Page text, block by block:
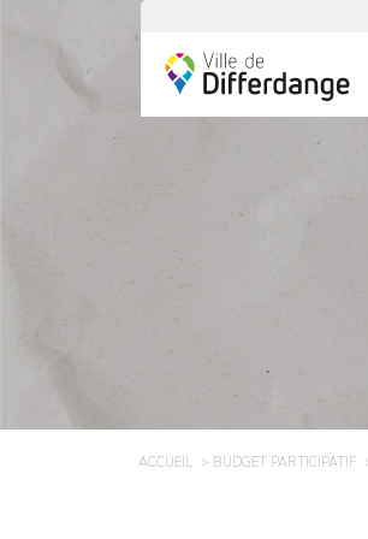
ACCUEIL BUDGET PARTICIPATIF